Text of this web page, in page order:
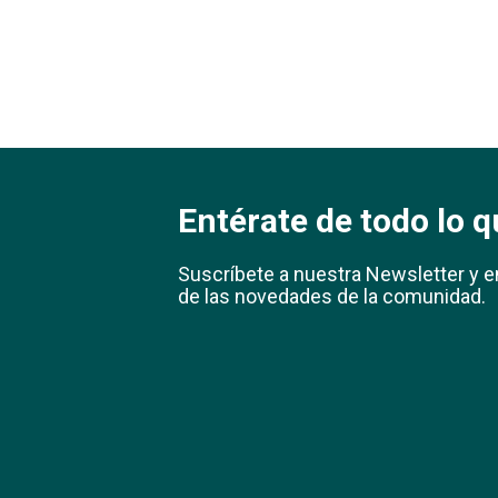
Entérate de todo lo
Suscríbete a nuestra Newsletter y
de las novedades de la comunidad.